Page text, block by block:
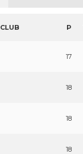
CLUB P
17
18
18
18